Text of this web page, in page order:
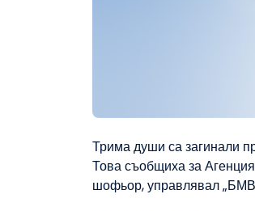
Трима души са загинали
Това съобщиха за
шофьор, управлявал